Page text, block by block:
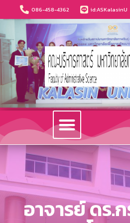
086-458-4362 id:ASKalasinU
อาจารย์ ดร.